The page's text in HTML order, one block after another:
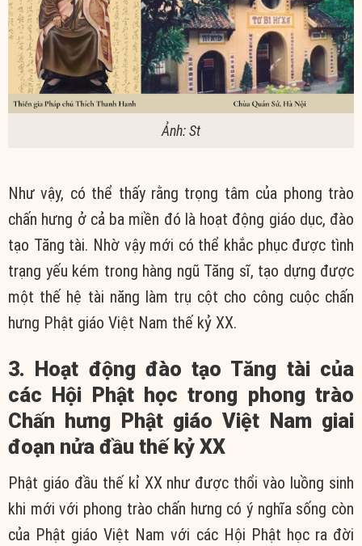
Ảnh: St
Như vậy, có thể thấy rằng trọng tâm của phong trào
chấn hưng ở cả ba miền đó là hoạt động giáo dục, đào
tạo Tăng tài. Nhờ vậy mới có thể khắc phục được tình
trạng yếu kém trong hàng ngũ Tăng sĩ, tạo dựng được
một thế hệ tài năng làm trụ cột cho công cuộc chấn
hưng Phật giáo Việt Nam thế kỷ XX.
3. Hoạt động đào tạo Tăng tài của
các Hội Phật học trong phong trào
Chấn hưng Phật giáo Việt Nam giai
đoạn nửa đầu thế kỷ XX
Phật giáo đầu thế kỉ XX như được thổi vào luồng sinh
khi mới với phong trào chấn hưng có ý nghĩa sống còn
của Phật giáo Việt Nam với các Hội Phật học ra đời